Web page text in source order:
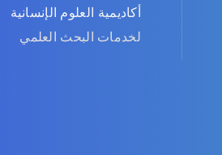
أكاديمية العلوم الإنسانية
لخدمات البحث العلمي